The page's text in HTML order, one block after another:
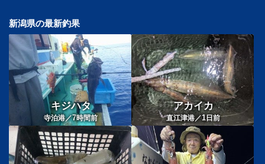
新潟県の最新釣果
キジハタ
寺泊港／7時間前
アカイカ
直江津港／1 日前